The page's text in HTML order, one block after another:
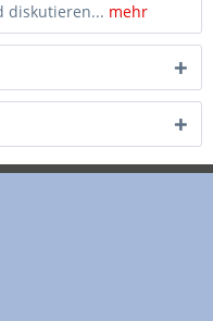
diskutieren... mehr